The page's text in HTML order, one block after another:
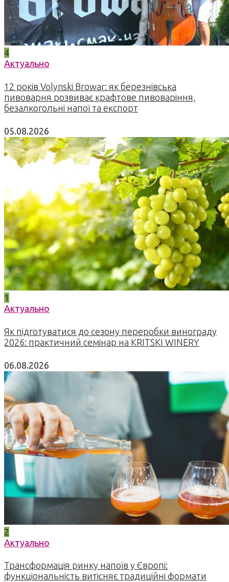
4
Актуально
12 років Volynski Browar: як березнівська
пивоварня розвиває крафтове пивоваріння,
безалкогольні напої та експорт
05.08.2026
1
Актуально
Як підготуватися до сезону переробки винограду
2026: практичний семінар на KRITSKI WINERY
06.08.2026
2
Актуально
Трансформація ринку напоїв у Європі:
функціональність витісняє традиційні формати